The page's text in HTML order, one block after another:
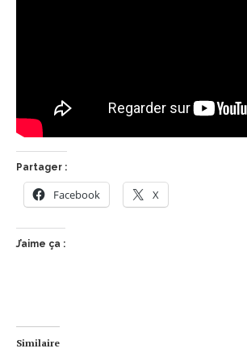
Partager :
Facebook X
J’aime ça :
Similaire